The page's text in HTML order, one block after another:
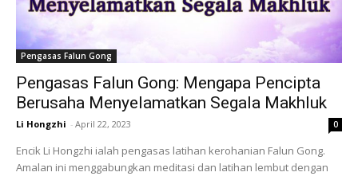
Pengasas Falun Gong
Pengasas Falun Gong: Mengapa Pencipta
Berusaha Menyelamatkan Segala Makhluk
Li Hongzhi - April 22, 2023 0
Encik Li Hongzhi ialah pengasas latihan kerohanian Falun Gong.
Amalan ini menggabungkan meditasi dan latihan lembut dengan